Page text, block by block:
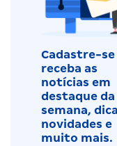
Cadastre-se
receba as
notícias em
destaque da
semana,
novidades e
muito mais.